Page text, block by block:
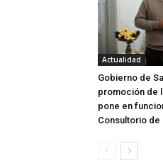
Actualidad
Gobierno de
promoción de
pone en
Consultorio de